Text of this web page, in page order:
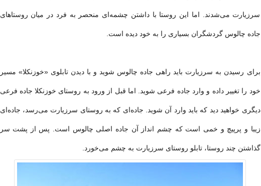
سرزیارت می‌شدند. اما این روستا با داشتن چشمه‌ای منحصر به فرد در میان روستاهای
جاده چالوس گردشگران بسیاری را به خود دیده است.
برای رسیدن به سرزیارت باید راهی جاده چالوس شوید و با دیدن تابلوی «خوزنکلا» مسیر
خود را تغییر داده و وارد جاده فرعی شوید. اما قبل از ورود به روستای خوزنکلا جاده فرعی
دیگری خواهید دید که باید وارد آن شوید. جاده‌ای که به روستای سرزیارت می‌رسد، جاده‌ای
زیبا و پرپیچ و خمی‌ است که چشم انداز آن جاده اصلی چالوس است. پس از پشت سر
گذاشتن چند روستا، تابلو روستای سرزیارت به چشم می‌خورد.